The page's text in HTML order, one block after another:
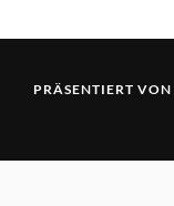
PRÄSENTIERT VON